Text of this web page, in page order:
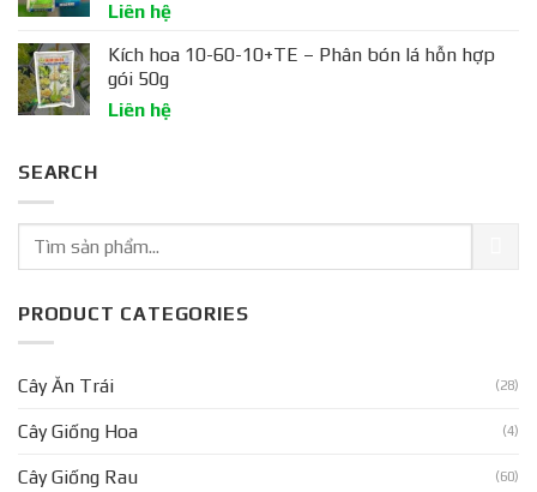
Liên hệ
Kích hoa 10-60-10+TE – Phân bón lá hỗn hợp
gói 50g
Liên hệ
SEARCH
PRODUCT CATEGORIES
Cây Ăn Trái (28)
Cây Giống Hoa (4)
Cây Giống Rau (60)